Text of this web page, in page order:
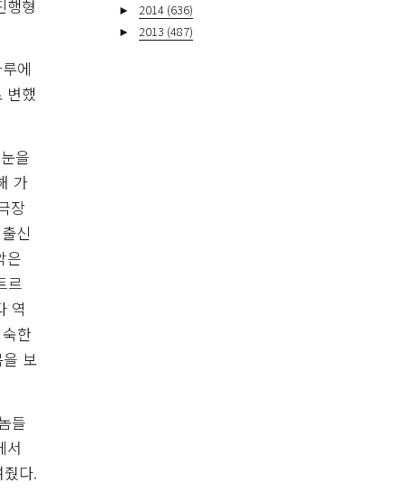
행형
에
변했
을
가
장
신
은
르
역
한
보
들
서
다.
►
2014 (636)
►
2013 (487)